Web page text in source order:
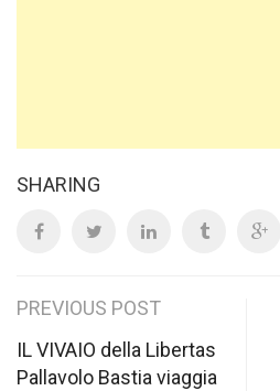
SHARING
Post
navigation
PREVIOUS POST
IL VIVAIO della Libertas
Pallavolo Bastia viaggia